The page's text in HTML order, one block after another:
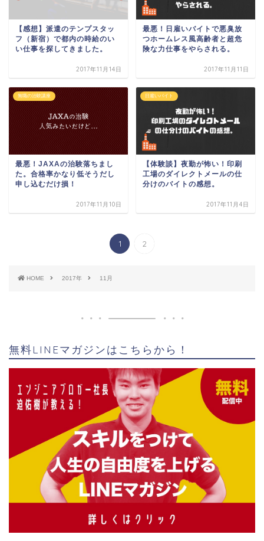
【感想】派遣のテンプスタッ
フ（新宿）で都内の時給のい
い仕事を探してきました。
2017年11月14日
最悪！日雇いバイトで悪臭放
つホームレス風高齢者と超危
険な力仕事をやらされる。
2017年11月11日
無職の治験講座
最悪！JAXAの治験落ちまし
た。合格率かなり低そうだし
申し込むだけ損！
2017年11月10日
日雇いバイト
【体験談】夜勤が怖い！印刷
工場のダイレクトメールの仕
分けのバイトの感想。
2017年11月4日
1 2
HOME 2017年 11月
無料LINEマガジンはこちらから！